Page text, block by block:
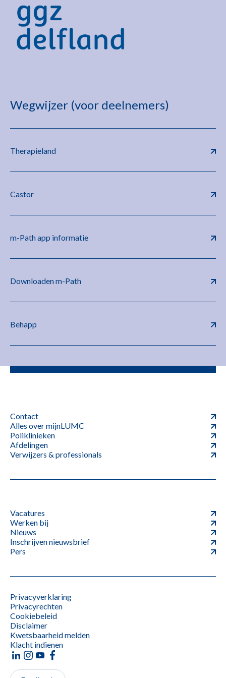
Wegwijzer (voor deelnemers)
Therapieland
Castor
m-Path app informatie
Downloaden m-Path
Behapp
Contact
Alles over mijnLUMC
Poliklinieken
Afdelingen
Verwijzers & professionals
Vacatures
Werken bij
Nieuws
Inschrijven nieuwsbrief
Pers
Privacyverklaring
Privacyrechten
Cookiebeleid
Disclaimer
Kwetsbaarheid melden
Klacht indienen